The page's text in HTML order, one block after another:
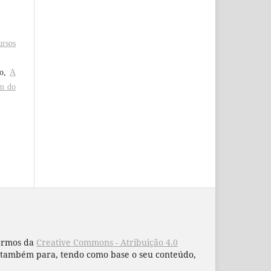
A
do
da Creative Commons - Atribuição 4.0
para, tendo como base o seu conteúdo,